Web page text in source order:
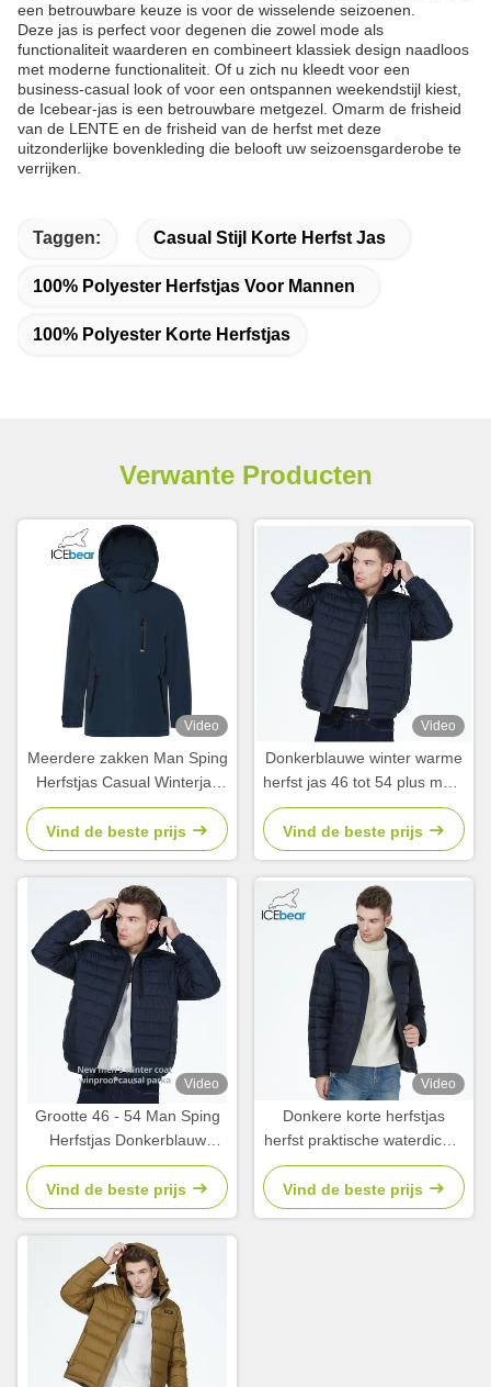
een betrouwbare keuze is voor de wisselende seizoenen.
Deze jas is perfect voor degenen die zowel mode als
functionaliteit waarderen en combineert klassiek design naadloos
met moderne functionaliteit. Of u zich nu kleedt voor een
business-casual look of voor een ontspannen weekendstijl kiest,
de Icebear-jas is een betrouwbare metgezel. Omarm de frisheid
van de LENTE en de frisheid van de herfst met deze
uitzonderlijke bovenkleding die belooft uw seizoensgarderobe te
verrijken.
Taggen: Casual Stijl Korte Herfst Jas
100% Polyester Herfstjas Voor Mannen
100% Polyester Korte Herfstjas
Verwante Producten
Video
Meerdere zakken Man Sping
Herfstjas Casual Winterjas
Voor water Wassen
Handwassen
Vind de beste prijs
Video
Donkerblauwe winter warme
herfst jas 46 tot 54 plus maat
herfst jassen voor klanten
vereisten
Vind de beste prijs
Video
Grootte 46 - 54 Man Sping
Herfstjas Donkerblauw
Winterjas Voor klantvereisten
Vind de beste prijs
Video
Donkere korte herfstjas
herfst praktische waterdichte
jas voor Europa winter
Vind de beste prijs